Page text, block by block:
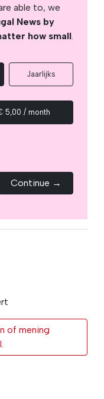
able to, we
News by
how small.
Jaarlijks
5,00 / month
Continue →
of mening